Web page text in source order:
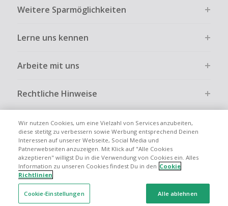
Stornierung, Kündigung eines Abonnements oder Widerruf
Gewerbliche, Reseller- oder ungewöhnlich große
Cashback ausgeschlossen.
über TopCashback gestartet wurde.
Weitere Sparmöglichkeiten
Lerne uns kennen
Arbeite mit uns
Rechtliche Hinweise
Globale Websites UK US CN JP FR AU
Wir nutzen Cookies, um eine Vielzahl von Services anzubeiten,
diese stetitg zu verbessern sowie Werbung entsprechend Deinen
Interessen auf unserer Webseite, Social Media und
Patnerwebseiten anzuzeigen. Mit Klick auf "Alle Cookies
akzeptieren" willigst Du in die Verwendung von Cookies ein. Alles
Information zu unseren Cookies findest Du in den Cookie
Richtlinien
Cookie-Einstellungen Alle ablehnen